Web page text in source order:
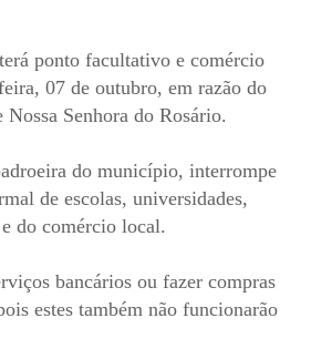
ponto facultativo e comércio
07 de outubro, em razão do
Senhora do Rosário.
do município, interrompe
de escolas, universidades,
do comércio local.
bancários ou fazer compras
estes também não funcionarão